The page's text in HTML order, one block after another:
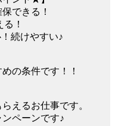
できる！
！
続けやすい♪
の条件です！！
えるお仕事です。
ペーンです♪